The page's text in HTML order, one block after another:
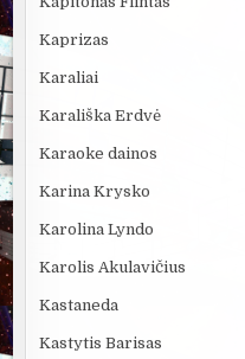
Kaprizas
Karaliai
Karališka Erdvė
Karaoke dainos
Karina Krysko
Karolina Lyndo
Karolis Akulavičius
Kastaneda
Kastytis Barisas